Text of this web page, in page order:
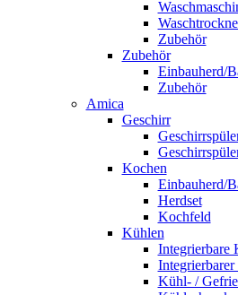
Zubehör
Zubehör
Einbauherd/
Zubehör
Amica
Geschirr
Kochen
Einbauherd/
Herdset
Kochfeld
Kühlen
Integrierbare
Kühl- /